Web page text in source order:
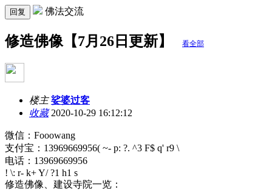
回复 佛法交流
修造佛像【7月26日更新】 看全部
楼主 娑婆过客
收藏2020-10-29 16:12:12
微信：Fooowang
支付宝：13969669956( ~- p: ?. ^3 F$ q' r9 \
电话：13969669956
! \: r- k+ Y/ ?1 h1 s
修造佛像、建设寺院一览：